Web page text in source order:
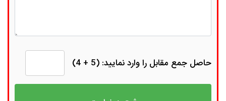
حاصل جمع مقابل را وارد نمایید: (5 + 4)